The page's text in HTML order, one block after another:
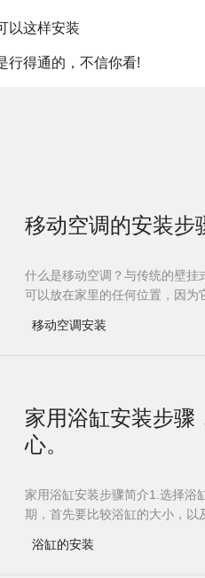
以这样安装
行得通的，不信你看!
移动空调的安装步
什么是移动空调？与传统的壁挂
可以放在家里的任何位置，因为
移动空调安装
家用浴缸安装步骤
心。
家用浴缸安装步骤简介1.选择浴
期，首先要比较浴缸的大小，以
浴缸的安装